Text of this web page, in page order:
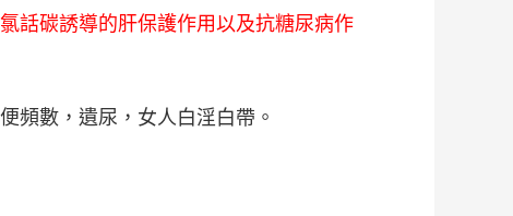
話碳誘導的肝保護作用以及抗糖尿病作
頻數，遺尿，女人白淫白帶。